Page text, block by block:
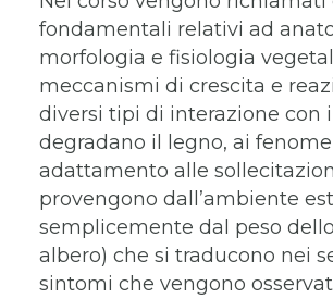
fondamentali relativi ad
morfologia e fisiologia
meccanismi di crescita e
diversi tipi di interazione con
degradano il legno, ai
adattamento alle
provengono dall’ambiente
semplicemente dal peso
albero) che si traducono nei
sintomi che vengono